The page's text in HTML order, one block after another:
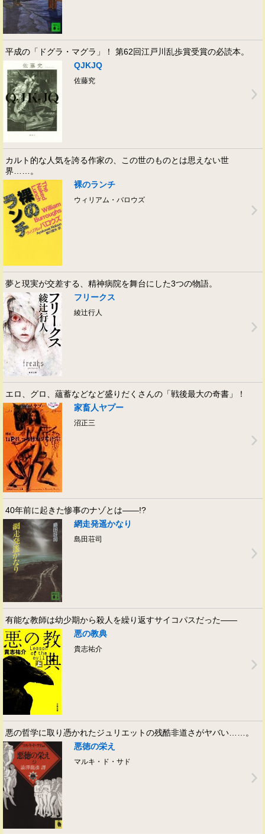
平成の「ドグラ・マグラ」！ 第62回江戸川乱歩賞受賞の必読本。
QJKJQ
佐藤究
カルト的な人気を誇る作家の、この世のものとは思えない世
界……。
裸のランチ
ウィリアム・バロウズ
夢と現実が交差する、精神病院を舞台にした3つの物語。
フリークス
綾辻行人
エロ、グロ、蘊蓄などなど盛りだくさんの「戦後最大の奇書」！
家畜人ヤプー
沼正三
40年前に起きた惨事のナゾとは――!?
網走発遥かなり
島田荘司
有能な教師は幼少期から殺人を繰り返すサイコパスだった――
悪の教典
貴志祐介
悪の哲学に取り憑かれたジュリエットの残酷非道さがヤバい……。
悪徳の栄え
マルキ・ド・サド